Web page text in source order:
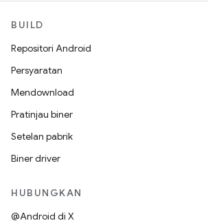
BUILD
Repositori Android
Persyaratan
Mendownload
Pratinjau biner
Setelan pabrik
Biner driver
HUBUNGKAN
@Android di X